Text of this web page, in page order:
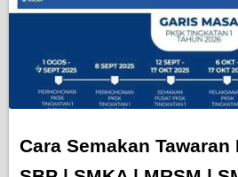
Cara Semakan Tawaran